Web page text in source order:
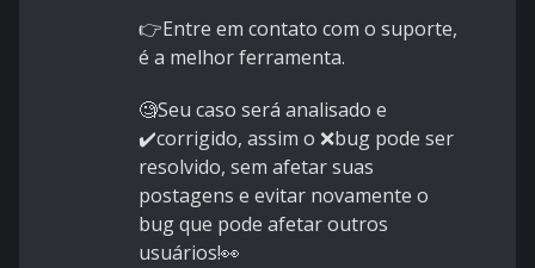
👉Entre em contato com o suporte,
é a melhor ferramenta.
🧐Seu caso será analisado e
✔️corrigido, assim o ❌bug pode ser
resolvido, sem afetar suas
postagens e evitar novamente o
bug que pode afetar outros
usuários!👀